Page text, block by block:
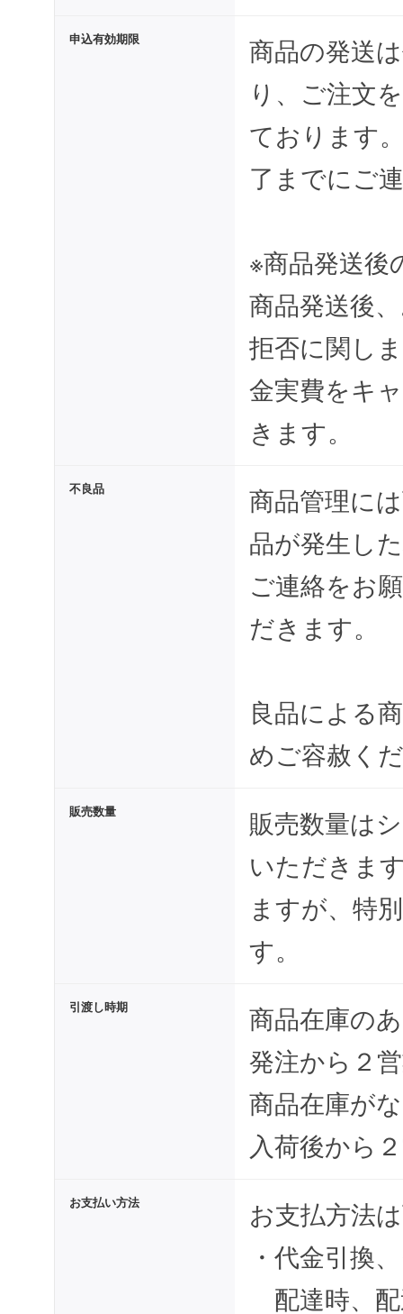
申込有効期限
商品の発送
り、ご注文
ております
了までにご
※商品発送後
商品発送後
拒否に関し
金実費をキ
きます。
不良品
商品管理に
品が発生し
ご連絡をお
だきます。
良品による
めご容赦く
販売数量
販売数量は
いただきま
ますが、特
す。
引渡し時期
商品在庫の
発注から２
商品在庫が
入荷後から
お支払い方法
お支払方法
・代金引換
配達時、